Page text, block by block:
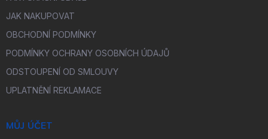
JAK NAKUPOVAT
OBCHODNÍ PODMÍNKY
PODMÍNKY OCHRANY OSOBNÍCH ÚDAJŮ
ODSTOUPENÍ OD SMLOUVY
UPLATNĚNÍ REKLAMACE
MŮJ ÚČET